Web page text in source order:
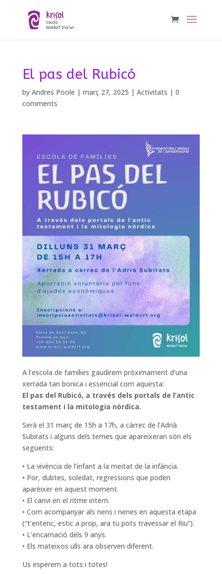
El pas del Rubicó
by Andres Poole | març 27, 2025 | Activitats | 0
comments
A l’escola de famílies gaudirem pròximament d’una
xerrada tan bonica i essencial com aquesta:
El pas del Rubicó, a través dels portals de l’antic
testament i la mitologia nòrdica.
Serà el 31 març de 15h a 17h, a càrrec de l’Adrià
Subirats i alguns dels temes que apareixeran són els
següents:
•⁠ ⁠La vivència de l’infant a la meitat de la infància.
•⁠ ⁠Por, dubtes, soledat, regressions que poden
aparèixer en aquest moment.
•⁠ ⁠El canvi en el ritme intern.
•⁠ ⁠Com acompanyar als nens i nenes en aquesta etapa
(“t’entenc, estic a prop, ara tu pots travessar el Riu”).
•⁠ ⁠L’encarnació dels 9 anys.
•⁠ ⁠Els mateixos ulls ara observen diferent.
Us esperem a tots i totes!